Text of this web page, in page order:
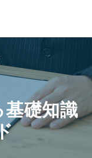
基礎知識